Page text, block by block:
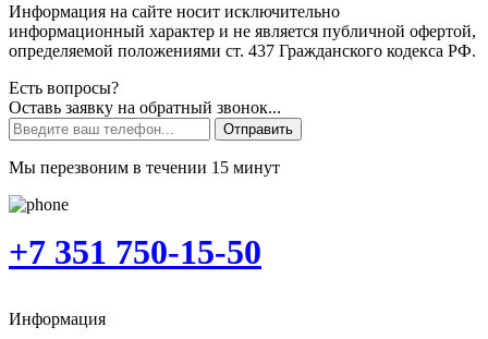
Информация на сайте носит исключительно
информационный характер и не является публичной офертой,
определяемой положениями ст. 437 Гражданского кодекса РФ.
Есть вопросы?
Оставь заявку на обратный звонок...
Отправить
Мы перезвоним в течении 15 минут
+7 351 750-15-50
Информация